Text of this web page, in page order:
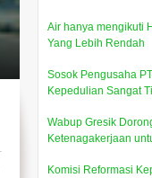
Air hanya mengikuti
Yang Lebih Rendah
Sosok Pengusaha
Kepedulian Sangat
Wabup Gresik
Ketenagakerjaan
Komisi Reformasi